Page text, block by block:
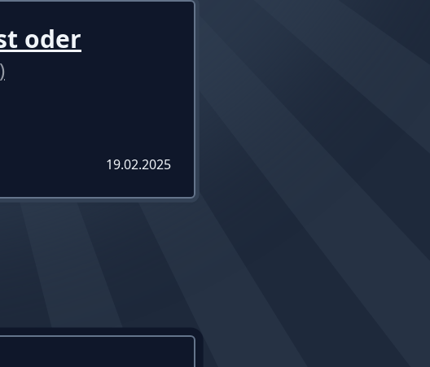
oder
19.02.2025